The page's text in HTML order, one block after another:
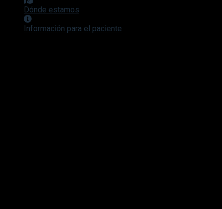
Dónde estamos
Información para el paciente